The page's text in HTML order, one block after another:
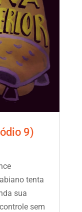
9)
tenta
sua
sem